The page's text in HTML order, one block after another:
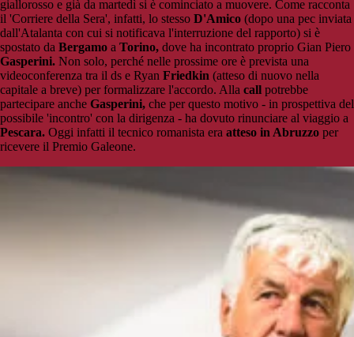
giallorosso e già da martedì si è cominciato a muovere. Come racconta
il 'Corriere della Sera', infatti, lo stesso D'Amico (dopo una pec inviata
dall'Atalanta con cui si notificava l'interruzione del rapporto) si è
spostato da Bergamo a Torino, dove ha incontrato proprio Gian Piero
Gasperini. Non solo, perché nelle prossime ore è prevista una
videoconferenza tra il ds e Ryan Friedkin (atteso di nuovo nella
capitale a breve) per formalizzare l'accordo. Alla call potrebbe
partecipare anche Gasperini, che per questo motivo - in prospettiva del
possibile 'incontro' con la dirigenza - ha dovuto rinunciare al viaggio a
Pescara. Oggi infatti il tecnico romanista era atteso in Abruzzo per
ricevere il Premio Galeone.